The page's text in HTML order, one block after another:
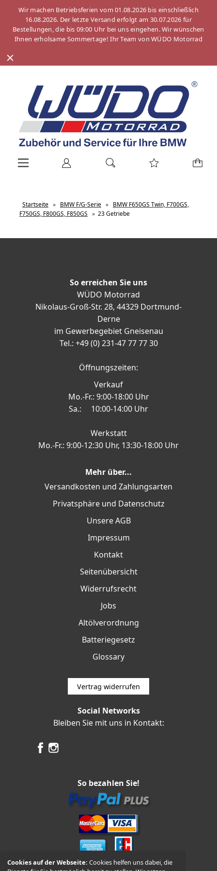
Cookies auf der Webseite:Cookies helfen uns dabei, die
Wir machen Betriebsferien vom 01.08.2026 bis einschließlich
16.08.2026. Der letzte Versand erfolgt am 30.07.2026 für
Bestellungen, die bis 09:00 Uhr bei uns eingehen. Wir wünschen
Ihnen erholsame Sommertage! Ihr Team von WÜDO Motorrad
Startseite » BMW F/G-Serie » BMW F650GS Twin, F700GS,
F750GS, F800GS, F850GS » 23 Getriebe
So erreichen Sie uns
WÜDO Motorrad
Nikolaus-Groß-Str. 28, 44329 Dortmund-
Derne
im Gewerbegebiet Gneisenau
Tel.: +49 (0) 231-47 77 77 30
Öffnungszeiten:
Verkauf
Mo.-Fr.: 9:00-18:00 Uhr
Sa.: 10:00-14:00 Uhr
Werkstatt
Mo.-Fr.: 9:00-12:30 Uhr, 13:30-18:00 Uhr
Mehr über...
Versandkosten und Zahlungsarten
Privatsphäre und Datenschutz
Unsere AGB
Impressum
Kontakt
Seitenübersicht
Widerrufsrecht
Jobs
Altölverordnung
Batteriegesetz
Glossary
Vertrag widerrufen
Social Networks
Bleiben Sie mit uns in Kontakt:
So bezahlen Sie!